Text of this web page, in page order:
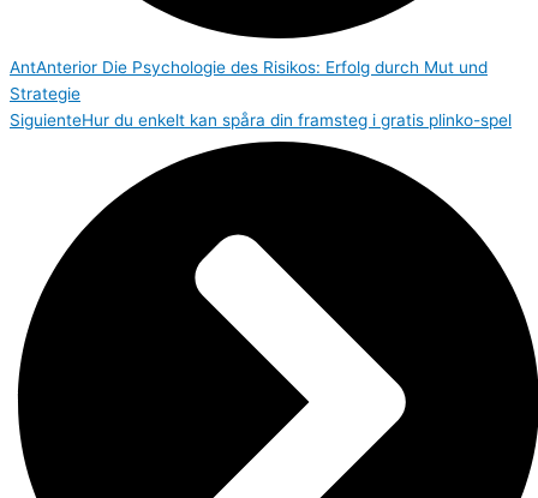
AntAnterior Die Psychologie des Risikos: Erfolg durch Mut und
Strategie
SiguienteHur du enkelt kan spåra din framsteg i gratis plinko-spel